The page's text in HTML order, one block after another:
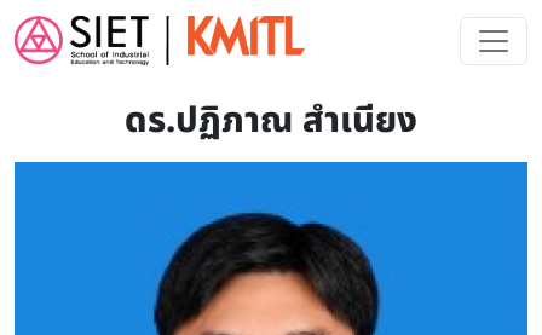
Skip to main content
ดร.ปฏิภาณ สำเนียง